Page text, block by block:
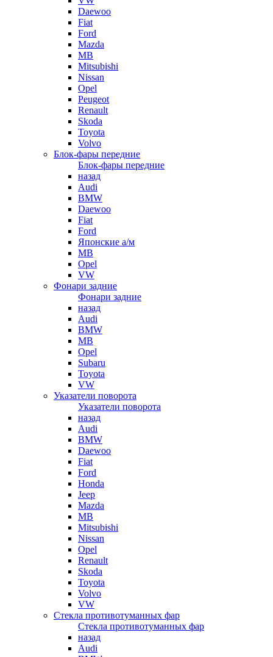
Daewoo
Fiat
Ford
Mazda
MB
Mitsubishi
Nissan
Opel
Peugeot
Renault
Skoda
Toyota
Volvo
Блок-фары передние
Блок-фары передние
назад
Audi
BMW
Daewoo
Fiat
Ford
Японские а/м
MB
Opel
VW
Фонари задние
Фонари задние
назад
Audi
BMW
MB
Opel
Subaru
Toyota
VW
Указатели поворота
Указатели поворота
назад
Audi
BMW
Daewoo
Fiat
Ford
Honda
Jeep
Mazda
MB
Mitsubishi
Nissan
Opel
Renault
Skoda
Toyota
Volvo
VW
Стекла противотуманных фар
Стекла противотуманных фар
назад
Audi